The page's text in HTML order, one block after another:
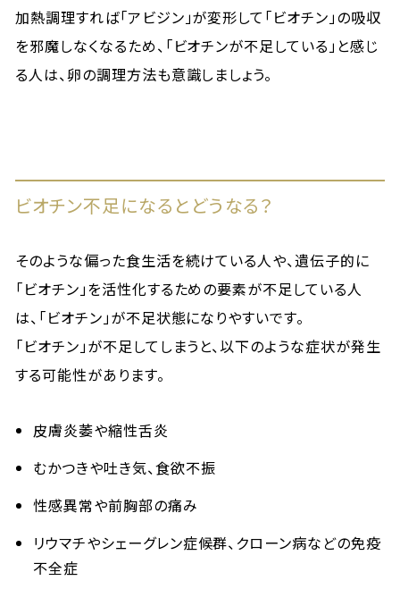
加熱調理すれば「アビジン」が変形して「ビオチン」の吸収
を邪魔しなくなるため、「ビオチンが不足している」と感じ
る人は、卵の調理方法も意識しましょう。
ビオチン不足になるとどうなる？
そのような偏った食生活を続けている人や、遺伝子的に
「ビオチン」を活性化するための要素が不足している人
は、「ビオチン」が不足状態になりやすいです。
「ビオチン」が不足してしまうと、以下のような症状が発生
する可能性があります。
皮膚炎萎や縮性舌炎
むかつきや吐き気、食欲不振
性感異常や前胸部の痛み
リウマチやシェーグレン症候群、クローン病などの免疫
不全症